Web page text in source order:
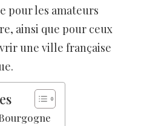
pour les amateurs
ainsi que pour ceux
une ville française